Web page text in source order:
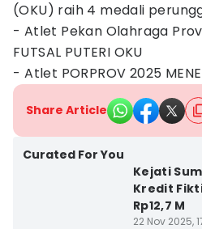
(OKU) raih 4 medali
- Atlet Pekan Olahraga
FUTSAL PUTERI OKU
- ⁠Atlet PORPROV 2025
Share Article
Curated For You
Kejati
Kredit
Rp12,7 M
22 Nov 2025,